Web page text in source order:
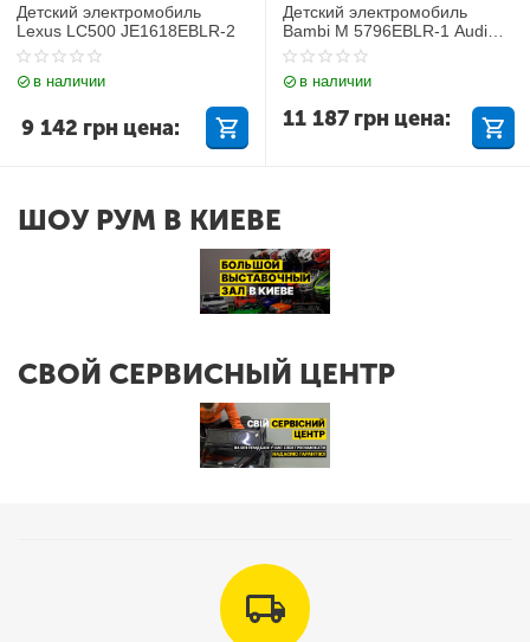
Детский электромобиль
Lexus LC500 JE1618EBLR-2
в наличии
9 142 грн цена:
Детский электромобиль
Bambi M 5796EBLR-1 Audi
Q7
в наличии
11 187 грн цена:
ШОУ РУМ В КИЕВЕ
СВОЙ СЕРВИСНЫЙ ЦЕНТР